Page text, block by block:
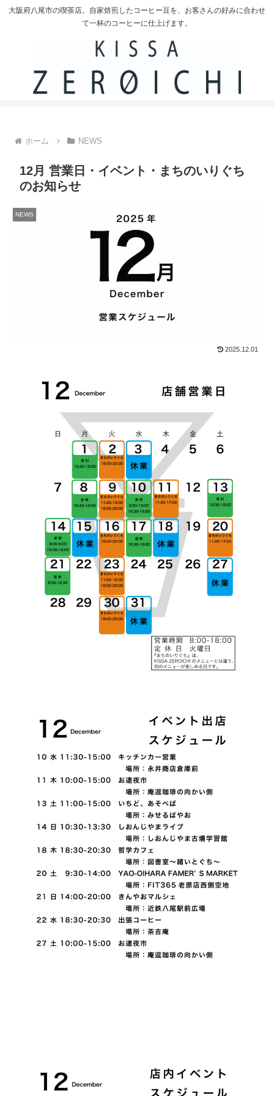
大阪府八尾市の喫茶店。自家焙煎したコーヒー豆を、お客さんの好みに合わせ
て一杯のコーヒーに仕上げます。
ホーム NEWS
12月 営業日・イベント・まちのいりぐち
のお知らせ
NEWS
2025.12.01